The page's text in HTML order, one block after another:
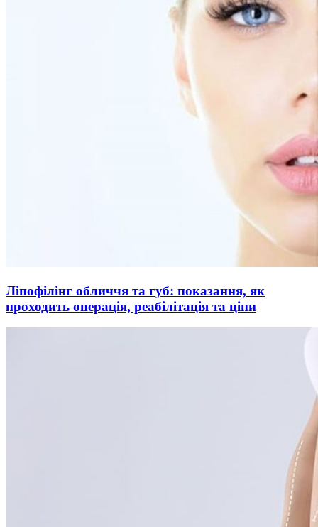
Ліпофілінг обличчя та губ: показання, як
проходить операція, реабілітація та ціни